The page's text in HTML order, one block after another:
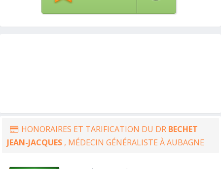
HONORAIRES ET TARIFICATION DU DR BECHET
JEAN-JACQUES , MÉDECIN GÉNÉRALISTE À AUBAGNE